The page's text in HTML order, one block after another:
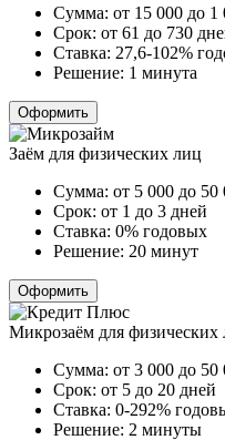
Сумма: от 15 000 до 1
Срок: от 61 до 730
Ставка: 27,6-102%
Решение: 1 минута
Оформить
Заём для физических лиц
Сумма: от 5 000 до 50
Срок: от 1 до 3 дней
Ставка: 0% годовых
Решение: 20 минут
Оформить
Микрозаём для физических
Сумма: от 3 000 до 50
Срок: от 5 до 20 дней
Ставка: 0-292%
Решение: 2 минуты